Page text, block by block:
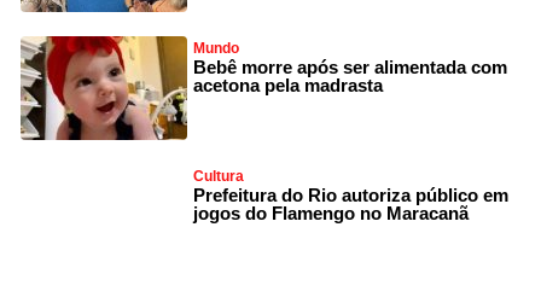
Mundo
Bebê morre após ser alimentada com
acetona pela madrasta
Cultura
Prefeitura do Rio autoriza público em
jogos do Flamengo no Maracanã